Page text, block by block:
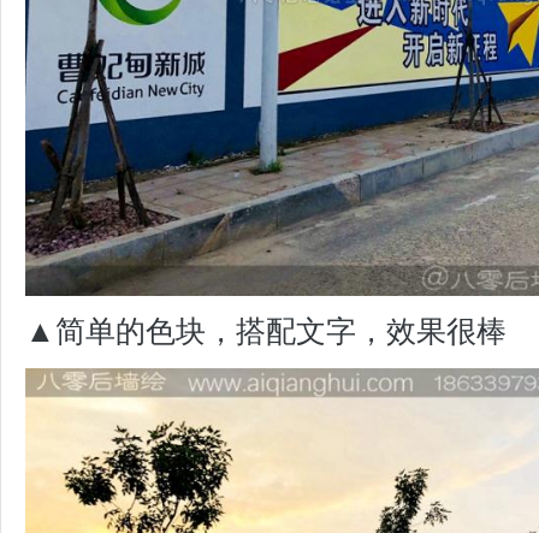
▲简单的色块，搭配文字，效果很棒